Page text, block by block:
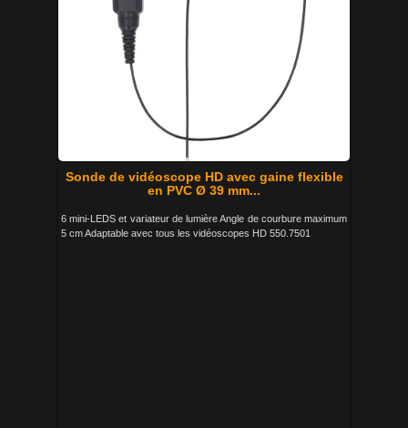
Sonde de vidéoscope HD avec gaine flexible
en PVC Ø 39 mm...
6 mini-LEDS et variateur de lumière Angle de courbure maximum
5 cm Adaptable avec tous les vidéoscopes HD 550.7501